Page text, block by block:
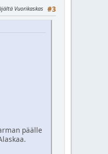
#3
Vuorikaskas
päälle